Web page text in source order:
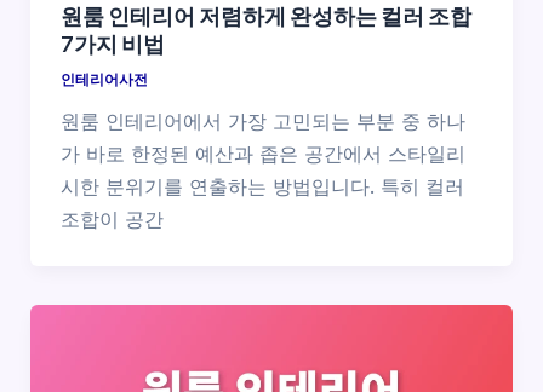
원룸 인테리어 저렴하게 완성하는 컬러 조합
7가지 비법
인테리어사전
원룸 인테리어에서 가장 고민되는 부분 중 하나
가 바로 한정된 예산과 좁은 공간에서 스타일리
시한 분위기를 연출하는 방법입니다. 특히 컬러
조합이 공간